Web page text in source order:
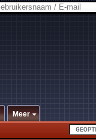
Meer